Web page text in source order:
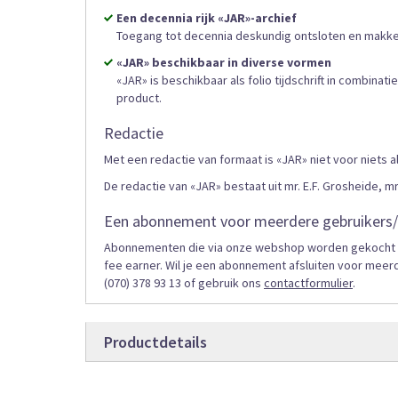
Een decennia rijk «JAR»-archief
Toegang tot decennia deskundig ontsloten en
«JAR» beschikbaar in diverse vormen
«JAR» is beschikbaar als folio tijdschrift in
product.
Redactie
Met een redactie van formaat is «JAR» niet voor
De redactie van «JAR» bestaat uit mr. E.F. Grosheide,
Een abonnement voor meerdere
Abonnementen die via onze webshop worden
fee earner. Wil je een abonnement afsluiten voor
(070) 378 93 13 of gebruik ons contactformulier.
Productdetails